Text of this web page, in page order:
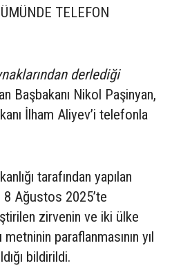
TELEFON
derlediği
Başbakanı Nikol Paşinyan,
İlham Aliyev’i telefonla
tarafından yapılan
8 Ağustos 2025’te
zirvenin ve iki ülke
metninin paraflanmasının yıl
bildirildi.